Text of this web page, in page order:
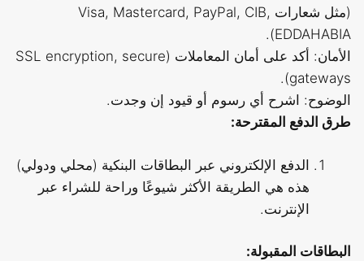
(مثل شعارات Visa, Mastercard, PayPal, CIB,
EDDAHABIA).
الأمان: أكد على أمان المعاملات (SSL encryption, secure
gateways).
الوضوح: اشرح أي رسوم أو قيود إن وجدت.
طرق الدفع المقترحة:
الدفع الإلكتروني عبر البطاقات البنكية (محلي ودولي)
هذه هي الطريقة الأكثر شيوعًا وراحة للشراء عبر
الإنترنت.
البطاقات المقبولة: